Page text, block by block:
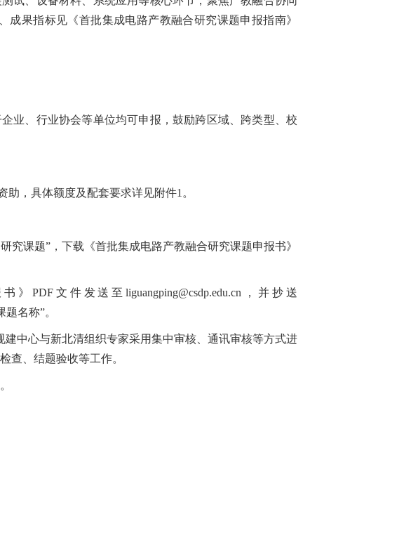
果指标见《首批集成电路产教融合研究课题申报指南》
业、行业协会等单位均可申报，鼓励跨区域、跨类型、校
，具体额度及配套要求详见附件1。
究课题”，下载《首批集成电路产教融合研究课题申报书》
文件发送至liguangping@csdp.edu.cn，并抄送
名称”。
中心与新北清组织专家采用集中审核、通讯审核等方式进
查、结题验收等工作。